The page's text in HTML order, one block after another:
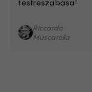
testreszabása!
Riccardo
Muscarella